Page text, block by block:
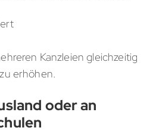
Kanzleien gleichzeitig
erhöhen.
oder an